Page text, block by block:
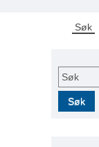
Søk
Søk
Søk